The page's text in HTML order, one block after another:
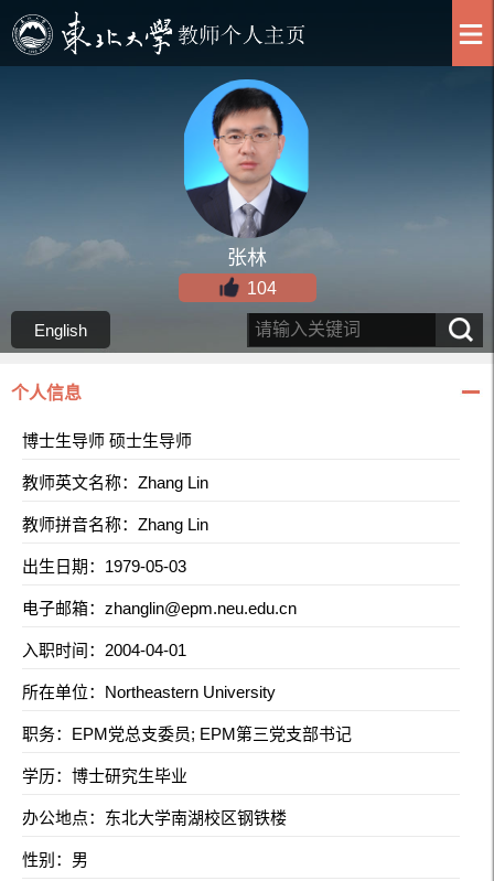
张林
104
English
个人信息
博士生导师 硕士生导师
教师英文名称：Zhang Lin
教师拼音名称：Zhang Lin
出生日期：1979-05-03
电子邮箱： zhanglin@epm.neu.edu.cn
入职时间：2004-04-01
所在单位：Northeastern University
职务：EPM党总支委员; EPM第三党支部书记
学历：博士研究生毕业
办公地点：东北大学南湖校区钢铁楼
性别：男